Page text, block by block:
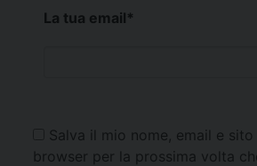
La tua email*
Salva il mio nome, email e
browser per la prossima volta